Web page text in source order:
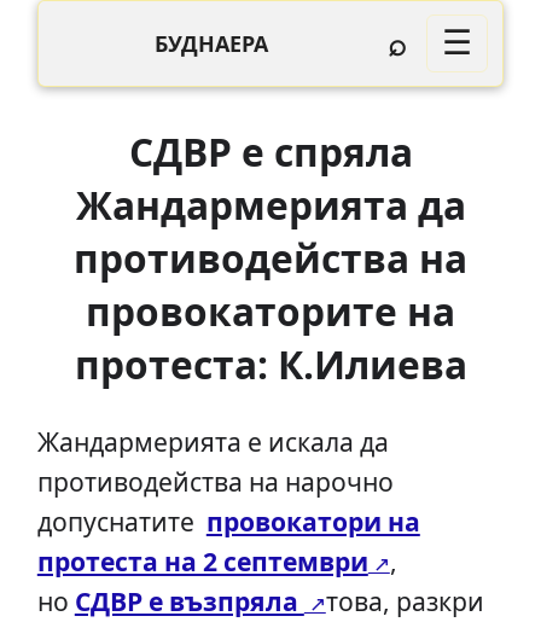
БУДНАЕРА ⌕ ☰
СДВР е спряла
Жандармерията да
противодейства на
провокаторите на
протеста: К.Илиева
Жандармерията е искала да
противодейства на нарочно
допуснатите провокатори на
протеста на 2 септември
,
но СДВР е възпряла
това, разкри